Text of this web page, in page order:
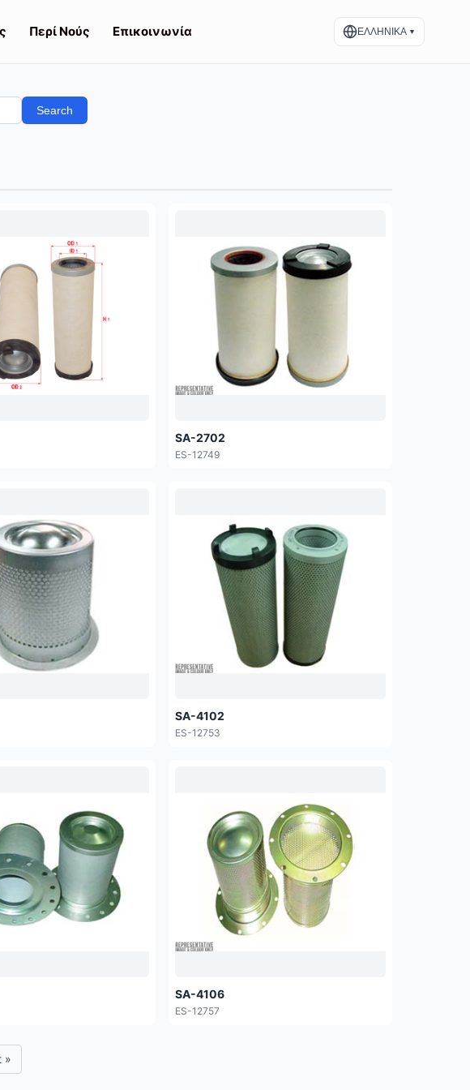
Περί Νούς Επικοινωνία ΕΛΛΗΝΙΚΑ ▼
Search
SA-2702
ES-12749
SA-4102
ES-12753
SA-4106
ES-12757
»